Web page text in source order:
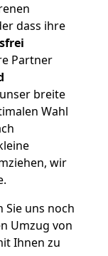
dass ihre
Partner
breite
Wahl
wir
uns noch
Umzug von
Ihnen zu